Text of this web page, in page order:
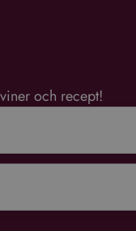
och recept!